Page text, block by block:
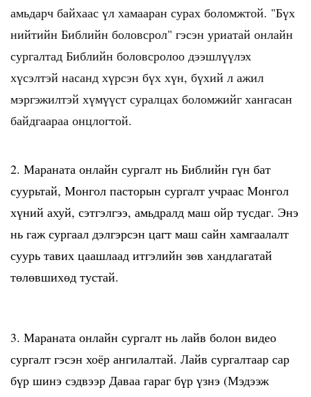
амьдарч байхаас үл хамааран сурах боломжтой. "Бүх
нийтийн Библийн боловсрол" гэсэн уриатай онлайн
сургалтад Библийн боловсролоо дээшлүүлэх
хүсэлтэй насанд хүрсэн бүх хүн, бүхий л ажил
мэргэжилтэй хүмүүст суралцах боломжийг хангасан
байдгаараа онцлогтой.
2. Мараната онлайн сургалт нь Библийн гүн бат
суурьтай, Монгол пасторын сургалт учраас Монгол
хүний ахуй, сэтгэлгээ, амьдралд маш ойр тусдаг. Энэ
нь гаж сургаал дэлгэрсэн цагт маш сайн хамгаалалт
суурь тавих цаашлаад итгэлийн зөв хандлагатай
төлөвшихөд тустай.
3. Мараната онлайн сургалт нь лайв болон видео
сургалт гэсэн хоёр ангилалтай. Лайв сургалтаар сар
бүр шинэ сэдвээр Даваа гараг бүр үзнэ (Мэдээж